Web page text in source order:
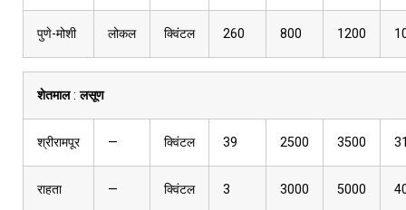
पुणे-मोशी लोकल क्विंटल 260 800 1200
शेतमाल:लसूण
श्रीरामपूर — क्विंटल 39 2500 3500
राहता — क्विंटल 3 3000 5000